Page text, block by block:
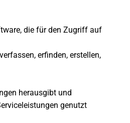
die für den Zugriff auf
erfinden, erstellen,
herausgibt und
genutzt